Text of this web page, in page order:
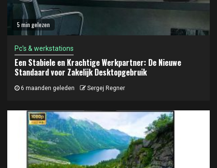
5 min gelezen
Pc's & werkstations
Een Stabiele en Krachtige Werkpartner: De Nieuwe
Standaard voor Zakelijk Desktopgebruik
6 maanden geleden Sergej Regner